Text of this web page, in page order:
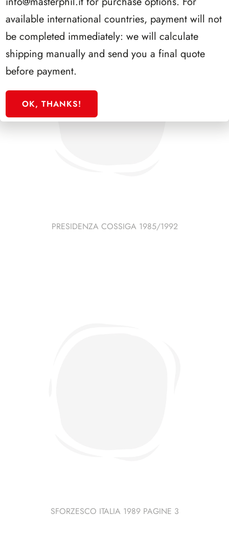
PRESIDENZA COSSIGA 1985/1992
SFORZESCO ITALIA 1989 PAGINE 3
available international countries, payment will not
be completed immediately: we will calculate
shipping manually and send you a final quote
before payment.
OK, THANKS!